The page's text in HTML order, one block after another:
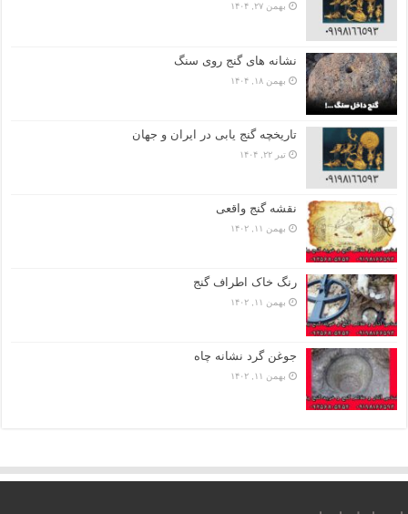
بهمن ۲۷, ۱۴۰۴
نشانه های گنج روی سنگ
بهمن ۱۸, ۱۴۰۴
تاریخچه گنج‌ یابی در ایران و جهان
تیر ۲۲, ۱۴۰۴
نقشه گنج واقعی
بهمن ۱۱, ۱۴۰۲
رنگ خاک اطراف گنج
بهمن ۱۱, ۱۴۰۲
جوغن گرد نشانه چاه
بهمن ۱۱, ۱۴۰۲